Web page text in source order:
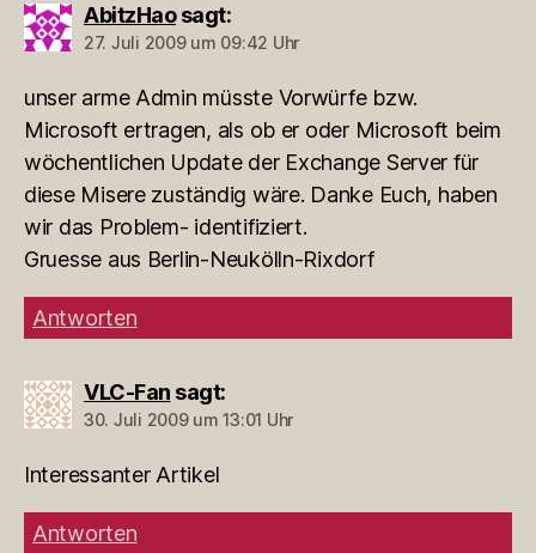
AbitzHao sagt:
27. Juli 2009 um 09:42 Uhr
unser arme Admin müsste Vorwürfe bzw.
Microsoft ertragen, als ob er oder Microsoft beim
wöchentlichen Update der Exchange Server für
diese Misere zuständig wäre. Danke Euch, haben
wir das Problem- identifiziert.
Gruesse aus Berlin-Neukölln-Rixdorf
Antworten
VLC-Fan sagt:
30. Juli 2009 um 13:01 Uhr
Interessanter Artikel
Antworten